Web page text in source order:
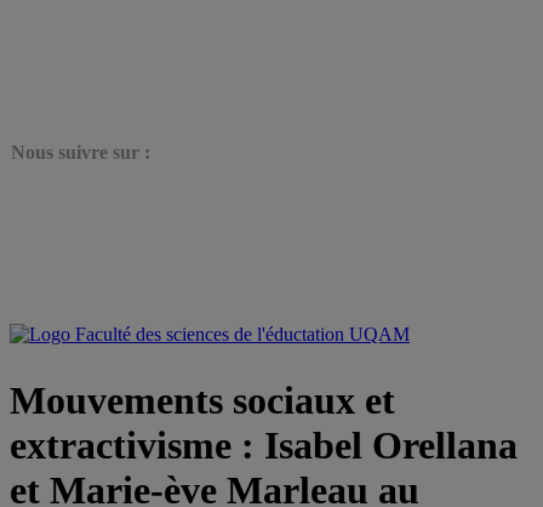
Nous suivre sur :
Mouvements sociaux et
extractivisme : Isabel Orellana
et Marie-ève Marleau au